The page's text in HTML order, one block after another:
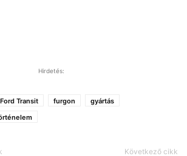
Hirdetés:
Ford Transit furgon
gyártás
Következő cikk